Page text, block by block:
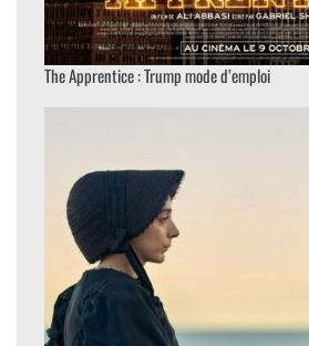
The Apprentice : Trump mode d’emploi